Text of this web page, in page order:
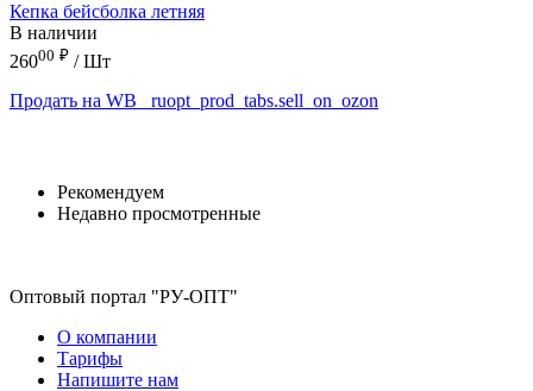
Кепка бейсболка летняя
В наличии
26000 ₽ / Шт
Продать на WB
_ruopt_prod_tabs.sell_on_ozon
Рекомендуем
Недавно просмотренные
Оптовый портал "РУ-ОПТ"
О компании
Тарифы
Напишите нам